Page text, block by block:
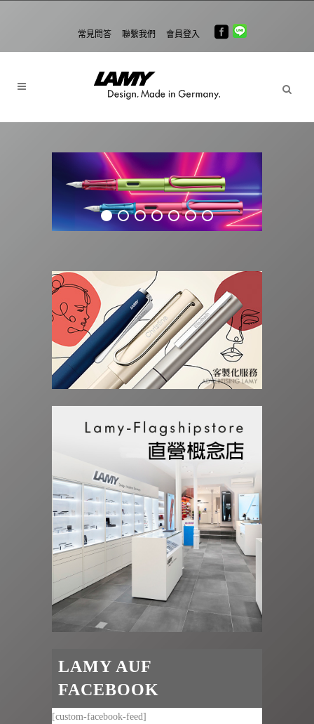
常見問答 聯繫我們 會員登入
LAMY AUF
FACEBOOK
[custom-facebook-feed]